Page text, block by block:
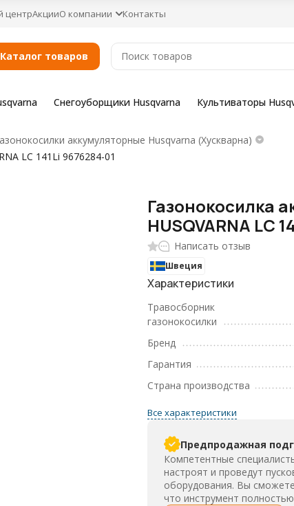
центрАкцииО компании Контакты
Каталог товаров
Снегоуборщики Husqvarna Культиваторы
аккумуляторные Husqvarna (Хускварна)
LC 141Li 9676284-01
Газонокосилка
HUSQVARNA LC
Написать отзыв
Швеция
Характеристики
Травосборник
газонокосилки
Бренд
Гарантия
Страна производства
Все характеристики
Предпродажная
Компетентные
настроят и проведут
оборудования. Вы
что инструмент